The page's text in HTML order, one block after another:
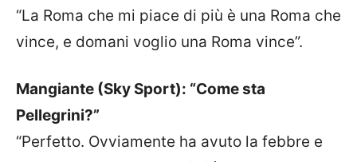
“La Roma che mi piace di più è una Roma che
vince, e domani voglio una Roma vince”.
Mangiante (Sky Sport): “Come sta
Pellegrini?”
“Perfetto. Ovviamente ha avuto la febbre e